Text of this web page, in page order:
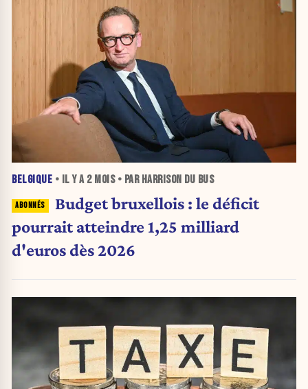
BELGIQUE • IL Y A 2 MOIS• PAR HARRISON DU BUS
Budget bruxellois : le déficit
pourrait atteindre 1,25 milliard
d'euros dès 2026